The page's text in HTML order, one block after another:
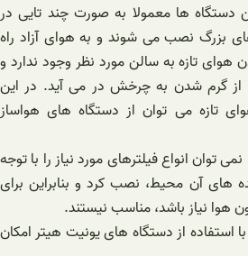
دستگاه ها معمولا به صورت چند تایی در
بزرگ نصب می شوند و به هوای آزاد راه
هوای تازه به سالن مورد نظر وجود ندارد و
گرم شدن به چرخش در می آید. در این
تازه می توان از دستگاه های هواساز
توان انواع فیلترهای مورد نیاز را با توجه
های آن محیط، نصب کرد و بنابراین برای
هوا نیاز باشد، مناسب نیستند.
استفاده از دستگاه های یونیت هیتر امکان